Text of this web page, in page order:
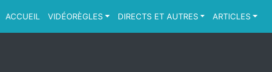
ACCUEIL VIDÉORÈGLES DIRECTS ET AUTRES ARTICLES